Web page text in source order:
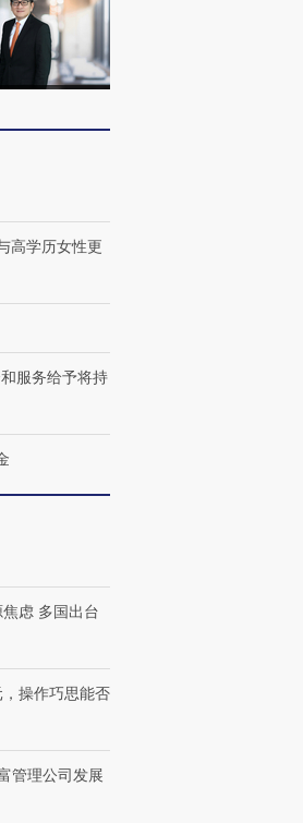
吸金
100种
高学历女性更
服务给予将持
虑 多国出台
操作巧思能否
管理公司发展